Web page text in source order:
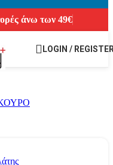
άνω των 49€
LOGIN /